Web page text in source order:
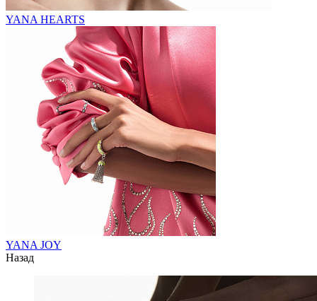
YANA HEARTS
YANA JOY
Назад